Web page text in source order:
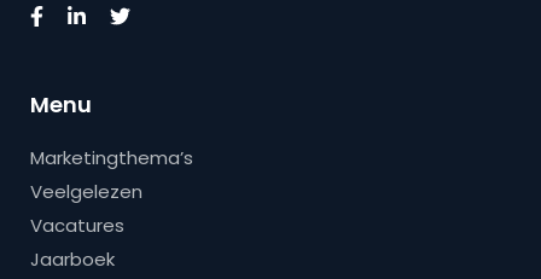
Menu
Marketingthema’s
Veelgelezen
Vacatures
Jaarboek